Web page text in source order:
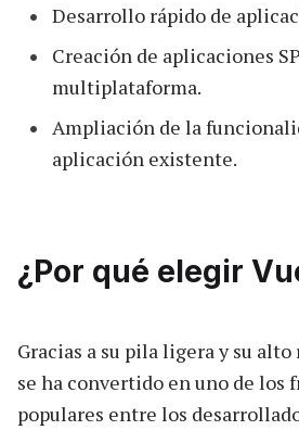
Desarrollo rápido de
Creación de aplicaciones
multiplataforma.
Ampliación de la
aplicación existente.
¿Por qué elegir
Gracias a su pila ligera y su
se ha convertido en uno de los
populares entre los